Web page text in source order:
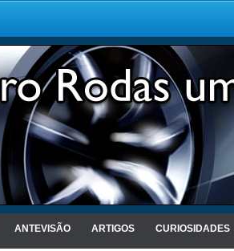
ANTEVISÃO ARTIGOS CURIOSIDADES